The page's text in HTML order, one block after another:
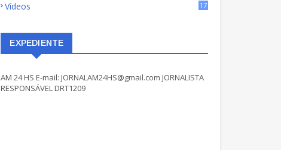
Vídeos 17
EXPEDIENTE
AM 24 HS E-mail: JORNALAM24HS@gmail.com JORNALISTA
RESPONSÁVEL DRT1209